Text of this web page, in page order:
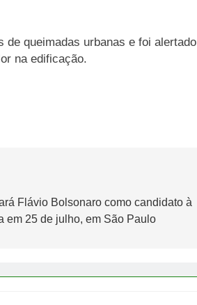
queimadas urbanas e foi alertado
na edificação.
Flávio Bolsonaro como candidato à
em 25 de julho, em São Paulo